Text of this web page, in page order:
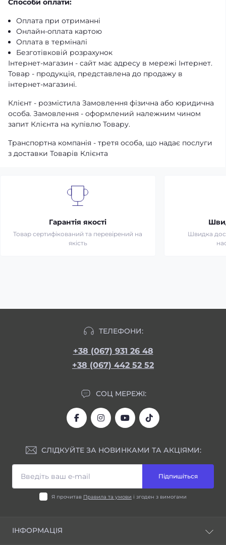
Способи оплати:
Оплата при отриманні
Онлайн-оплата картою
Оплата в терміналі
Безготівковій розрахунок
Інтернет-магазин - сайт має адресу в мережі Інтернет.
Товар - продукція, представлена ​​до продажу в
інтернет-магазині.
Клієнт - розмістила Замовлення фізична або юридична
особа. Замовлення - оформлений належним чином
запит Клієнта на купівлю Товару.
Транспортна компанія - третя особа, що надає послуги
з доставки Товарів Клієнта
Гарантія якості
Товар сертифікований та перевірений на
якість
Швидка
ТЕЛЕФОНИ:
+38 (067) 931 26 48
+38 (067) 442 52 52
СОЦ МЕРЕЖІ:
СЛІДКУЙТЕ ЗА НОВИНКАМИ ТА АКЦІЯМИ:
Підпишіться
Я прочитав Правила та умови і згоден з вимогами
ІНФОРМАЦІЯ